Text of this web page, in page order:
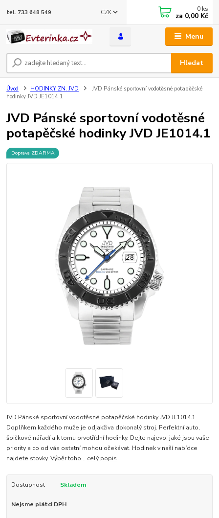
Menu
CZK
Hledat
tel. 733 648 549 0 ks
za 0,00 Kč
Úvod HODINKY ZN. JVD
JVD Pánské sportovní vodotěsné potapěčské
hodinky JVD JE1014.1
JVD Pánské sportovní vodotěsné
potapěčské hodinky JVD JE1014.1
Doprava ZDARMA
JVD Pánské sportovní vodotěsné potapěčské hodinky JVD JE1014.1
Doplňkem každého muže je odjakživa dokonalý stroj. Perfektní auto,
špičkové nářadí a k tomu prvotřídní hodinky. Dejte najevo, jaké jsou vaše
priority a co od vás ostatní mohou očekávat. Hodinek v naší nabídce
najdete stovky. Výběr toho... celý popis
Dostupnost Skladem
Nejsme plátci DPH